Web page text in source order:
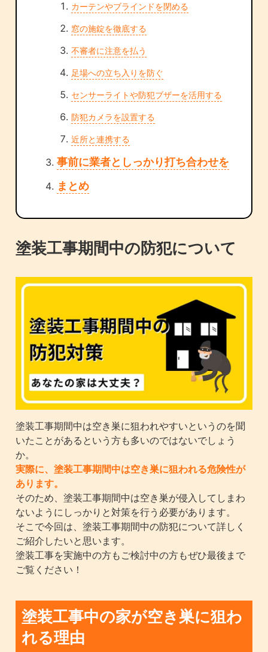
カーテンやブラインドを閉める
窓の施錠を徹底する
不審者に注意を払う
足場への立ち入りを防ぐ
センサーライトや防犯ブザーを活用する
防犯カメラを設置する
近所と連携する
事前に業者としっかり打ち合わせを
まとめ
塗装工事期間中の防犯について
塗装工事期間中は空き巣に狙われやすいというのを聞
いたことがあるという方も多いのではないでしょう
か。
実際に、塗装工事期間中は空き巣に狙われる危険性が
あります。
そのため、塗装工事期間中は空き巣が侵入してしまわ
ないようにしっかりと対策を行う必要があります。
そこで今回は、塗装工事期間中の防犯について詳しく
ご紹介したいと思います。
塗装工事を実施中の方もご検討中の方もぜひ最後まで
ご覧ください！
塗装工事中の家が空き巣に狙わ
れる理由